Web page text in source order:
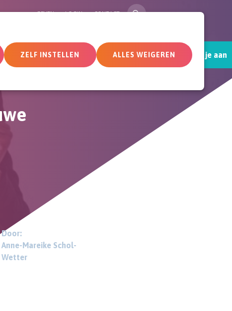
ZELF INSTELLEN ALLES WEIGEREN
Actueel Deelnemersomgeving Sluit je aan
GEVEN LOGIN CONTACT ZOEK
Door:
Anne-Mareike Schol-
Wetter